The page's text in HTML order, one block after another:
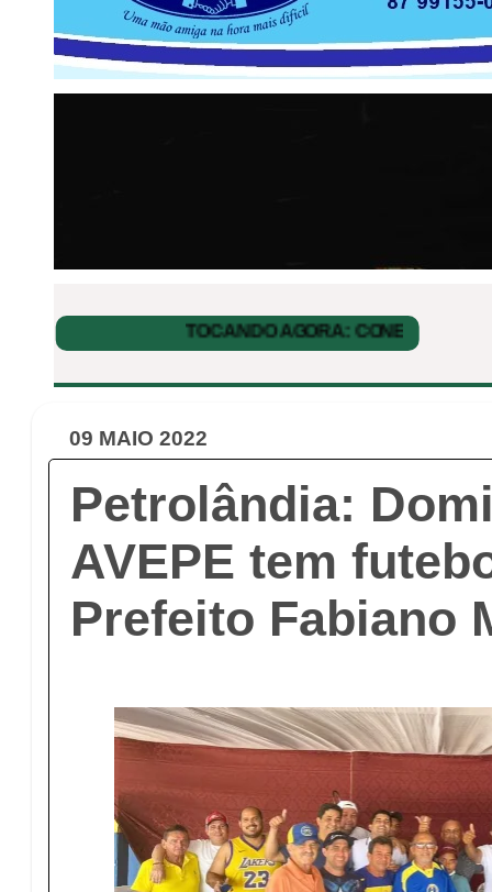
09 MAIO 2022
Petrolândia:
AVEPE tem
Prefeito Fabiano